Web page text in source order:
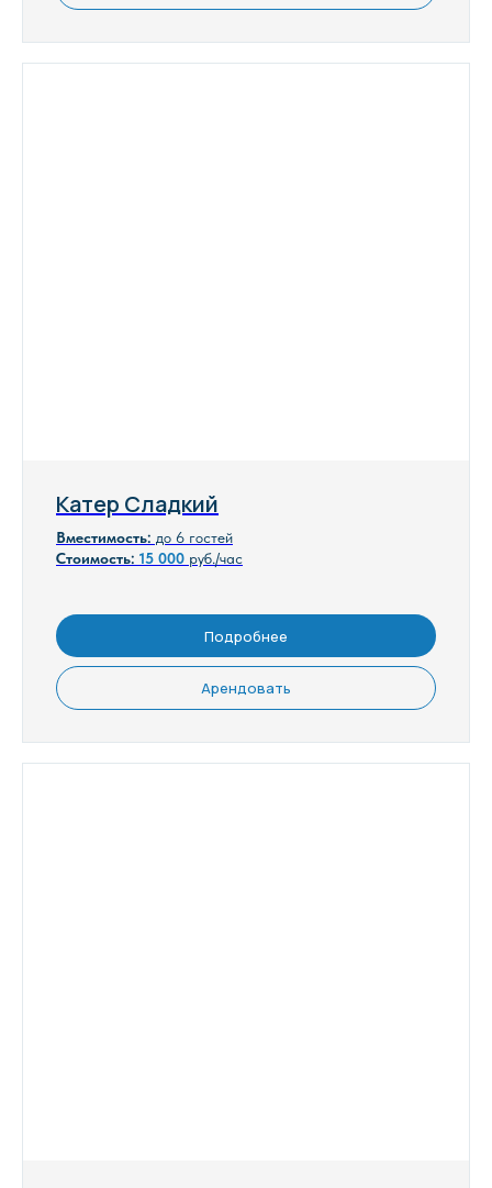
Катер Сладкий
Вместимость: до 6 гостей
Стоимость: 15 000 руб./час
Подробнее
Арендовать